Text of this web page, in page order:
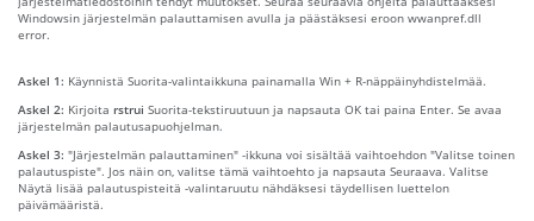
Windowsin järjestelmän palauttamisen avulla ja päästäksesi eroon wwanpref.dll
error.
Askel 1: Käynnistä Suorita-valintaikkuna painamalla Win + R-näppäinyhdistelmää.
Askel 2: Kirjoita rstrui Suorita-tekstiruutuun ja napsauta OK tai paina Enter. Se avaa
järjestelmän palautusapuohjelman.
Askel 3: "Järjestelmän palauttaminen" -ikkuna voi sisältää vaihtoehdon "Valitse toinen
palautuspiste". Jos näin on, valitse tämä vaihtoehto ja napsauta Seuraava. Valitse
Näytä lisää palautuspisteitä -valintaruutu nähdäksesi täydellisen luettelon
päivämääristä.